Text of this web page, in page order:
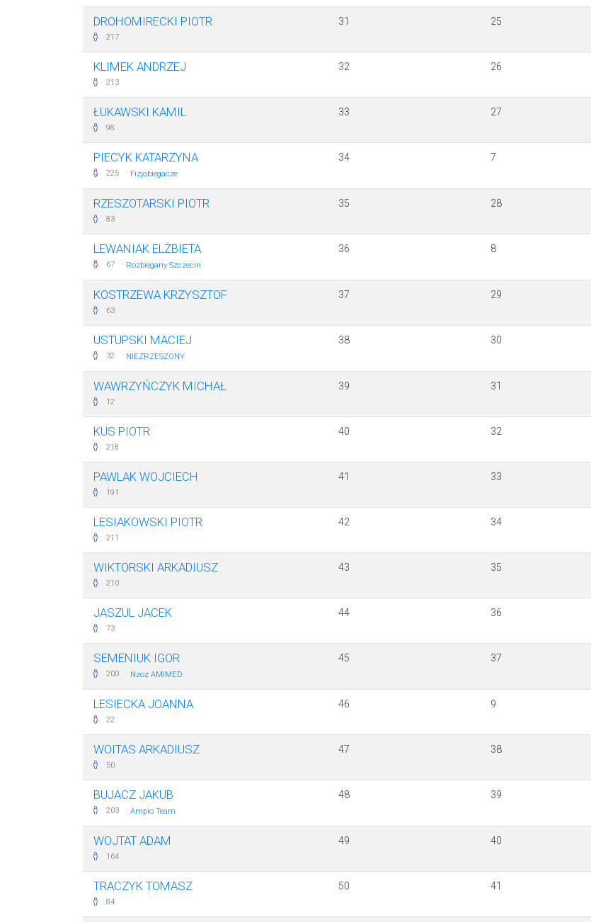
DROHOMIRECKI PIOTR
217
31 25
KLIMEK ANDRZEJ
213
32 26
ŁUKAWSKI KAMIL
98
33 27
PIECYK KATARZYNA
225 · Fizjobiegacze
34 7
RZESZOTARSKI PIOTR
83
35 28
LEWANIAK ELŻBIETA
67 · Rozbiegany Szczecin
36 8
KOSTRZEWA KRZYSZTOF
63
37 29
USTUPSKI MACIEJ
32 · NIEZRZESZONY
38 30
WAWRZYŃCZYK MICHAŁ
12
39 31
KUS PIOTR
218
40 32
PAWLAK WOJCIECH
191
41 33
LESIAKOWSKI PIOTR
211
42 34
WIKTORSKI ARKADIUSZ
210
43 35
JASZUL JACEK
73
44 36
SEMENIUK IGOR
200 · Nzoz AMIMED
45 37
LESIECKA JOANNA
22
46 9
WOITAS ARKADIUSZ
50
47 38
BUJACZ JAKUB
203 · Ampio Team
48 39
WOJTAT ADAM
164
49 40
TRACZYK TOMASZ
84
50 41